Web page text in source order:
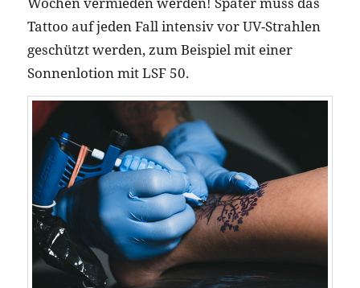
Tattoo auf jeden Fall intensiv vor UV-Strahlen
geschützt werden, zum Beispiel mit einer
Sonnenlotion mit LSF 50.